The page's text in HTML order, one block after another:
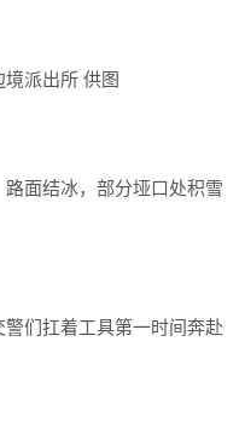
派出所 供图
面结冰，部分垭口处积雪
们扛着工具第一时间奔赴